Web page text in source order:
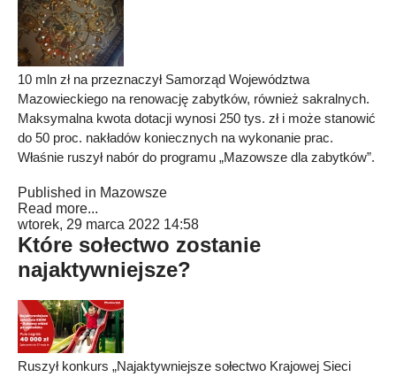
10 mln zł na przeznaczył Samorząd Województwa
Mazowieckiego na renowację zabytków, również sakralnych.
Maksymalna kwota dotacji wynosi 250 tys. zł i może stanowić
do 50 proc. nakładów koniecznych na wykonanie prac.
Właśnie ruszył nabór do programu „Mazowsze dla zabytków”.
Published in Mazowsze
Read more...
wtorek, 29 marca 2022 14:58
Które sołectwo zostanie
najaktywniejsze?
Ruszył konkurs „Najaktywniejsze sołectwo Krajowej Sieci